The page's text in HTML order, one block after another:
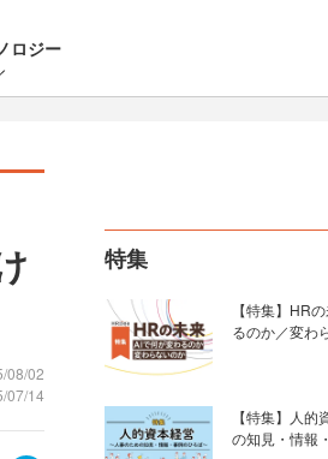
ロジー
08/02
07/14
特集
【特集】HR
るのか／変わ
【特集】人
の知見・情報